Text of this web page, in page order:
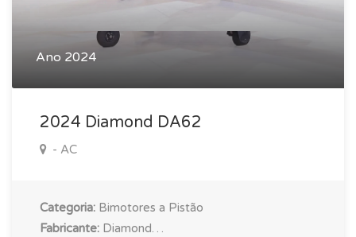
Ano 2024
2024 Diamond DA62
- AC
Categoria: Bimotores a Pistão
Fabricante: Diamond